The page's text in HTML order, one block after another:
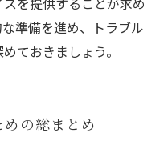
準備を進め、トラブル
ておきましょう。
の総まとめ